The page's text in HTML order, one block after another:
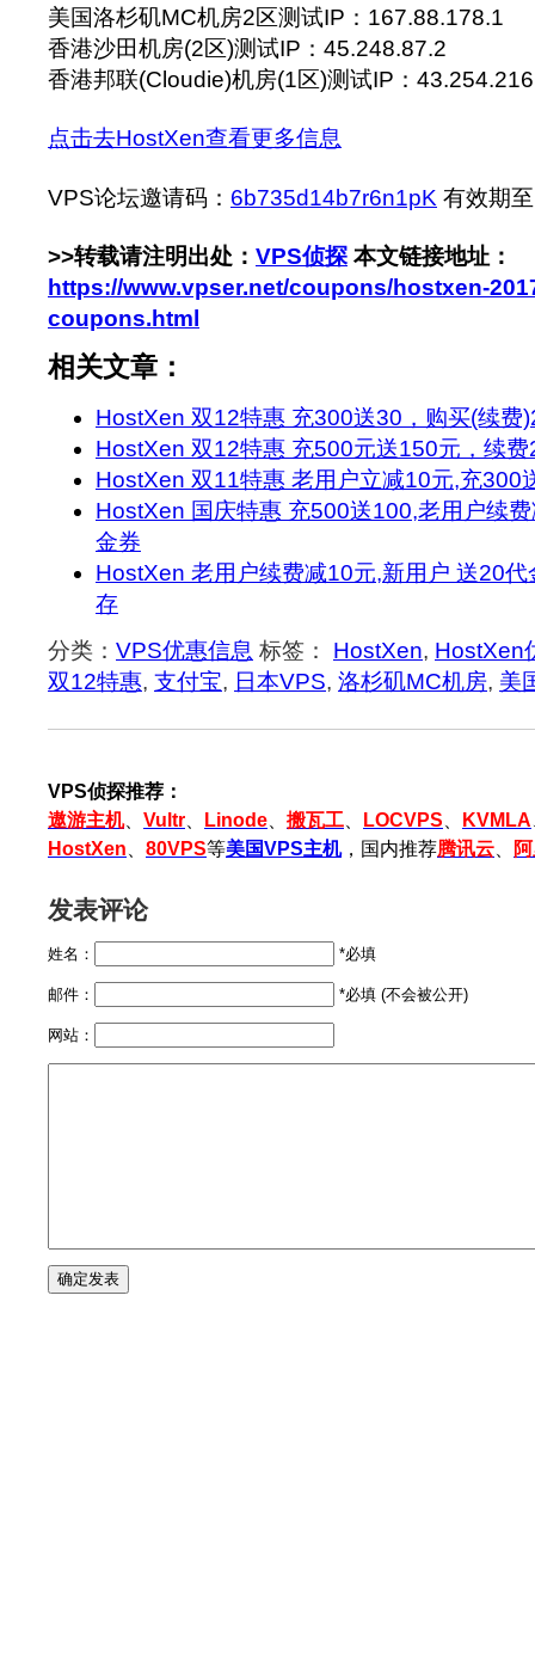
美国洛杉矶MC机房2区测试IP：167.88.178.1
香港沙田机房(2区)测试IP：45.248.87.2
香港邦联(Cloudie)机房(1区)测试IP：
点击去HostXen查看更多信息
VPS论坛邀请码： 6b735d14b7r6n1pK 有效期
>>转载请注明出处： VPS侦探 本文链接地址：
https://www.vpser.net/coupons/hostxen-
coupons.html
相关文章：
HostXen 双12特惠 充300送30，购买(续费
HostXen 双12特惠 充500元送150元，续
HostXen 双11特惠 老用户立减10元,充300
HostXen 国庆特惠 充500送100,老用户续
金券
HostXen 老用户续费减10元,新用户 送20
存
分类： VPS优惠信息 标签： HostXen, HostXen
双12特惠, 支付宝, 日本VPS, 洛杉矶MC机房, 美
VPS侦探推荐：
遨游主机、 Vultr Linode 搬瓦工 LOCVPS KVMLA
HostXen
80VPS等美国VPS主机，国内推荐腾讯云
发表评论
姓名： *必填
邮件： *必填 (不会被公开)
网站：